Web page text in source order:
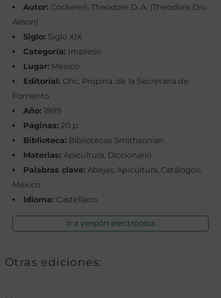
Autor: Cockerell, Theodore D. A. (Theodore Dru
Alison)
Siglo: Siglo XIX
Categoría: Impreso
Lugar: México
Editorial: Ofic. Propina. de la Secretaría de
Fomento
Año: 1899
Páginas: 20 p.
Biblioteca: Bibliotecas Smithsonian
Materias: Apicultura, Diccionario
Palabras clave: Abejas, Apicultura, Catálogos,
México
Idioma: Castellano
Ir a versión electrónica
Otras ediciones: